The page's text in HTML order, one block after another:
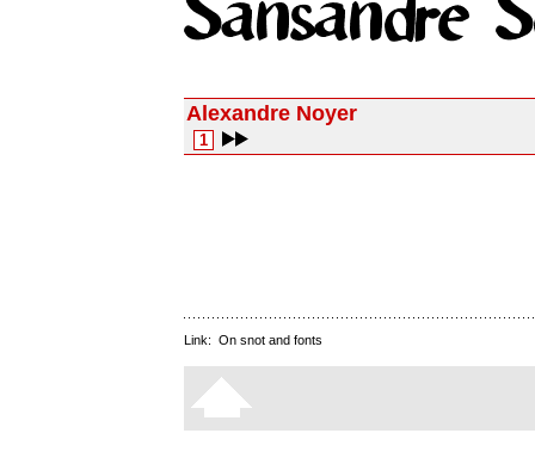
Alexandre Noyer
1
Link: On snot and fonts